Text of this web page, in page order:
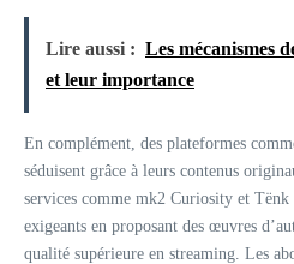
Lire aussi : Les mécanismes
et leur importance
En complément, des plateformes
séduisent grâce à leurs contenus
services comme mk2 Curiosity et Tënk
exigeants en proposant des œuvres
qualité supérieure en streaming. Les